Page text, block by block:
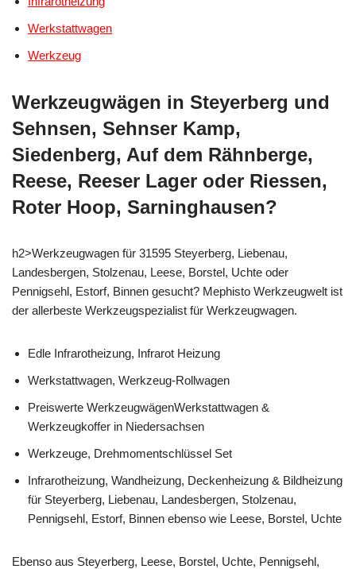
Werkstattwagen
Werkzeug
Werkzeugwägen in Steyerberg und
Sehnsen, Sehnser Kamp,
Siedenberg, Auf dem Rähnberge,
Reese, Reeser Lager oder Riessen,
Roter Hoop, Sarninghausen?
h2>Werkzeugwagen für 31595 Steyerberg, Liebenau,
Landesbergen, Stolzenau, Leese, Borstel, Uchte oder
Pennigsehl, Estorf, Binnen gesucht? Mephisto Werkzeugwelt ist
der allerbeste Werkzeugspezialist für Werkzeugwagen.
Edle Infrarotheizung, Infrarot Heizung
Werkstattwagen, Werkzeug-Rollwagen
Preiswerte WerkzeugwägenWerkstattwagen &
Werkzeugkoffer in Niedersachsen
Werkzeuge, Drehmomentschlüssel Set
Infrarotheizung, Wandheizung, Deckenheizung & Bildheizung
für Steyerberg, Liebenau, Landesbergen, Stolzenau,
Pennigsehl, Estorf, Binnen ebenso wie Leese, Borstel, Uchte
Ebenso aus Steyerberg, Leese, Borstel, Uchte, Pennigsehl,